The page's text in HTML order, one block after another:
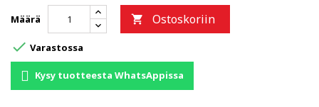
Määrä  Ostoskoriin
 Varastossa
Kysy tuotteesta WhatsAppissa